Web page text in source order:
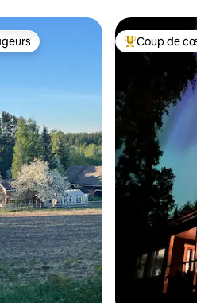
les plus appréciés Coups de cœur
Coup de cœur